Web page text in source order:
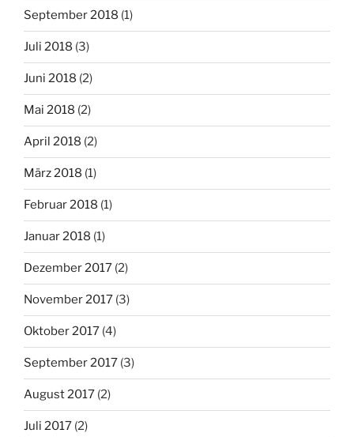
September 2018 (1)
Juli 2018 (3)
Juni 2018 (2)
Mai 2018 (2)
April 2018 (2)
März 2018 (1)
Februar 2018 (1)
Januar 2018 (1)
Dezember 2017 (2)
November 2017 (3)
Oktober 2017 (4)
September 2017 (3)
August 2017 (2)
Juli 2017 (2)